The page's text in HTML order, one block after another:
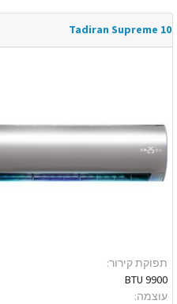
Tadiran Supreme 10
תפוקת קירור:
9900 BTU
עוצמה: